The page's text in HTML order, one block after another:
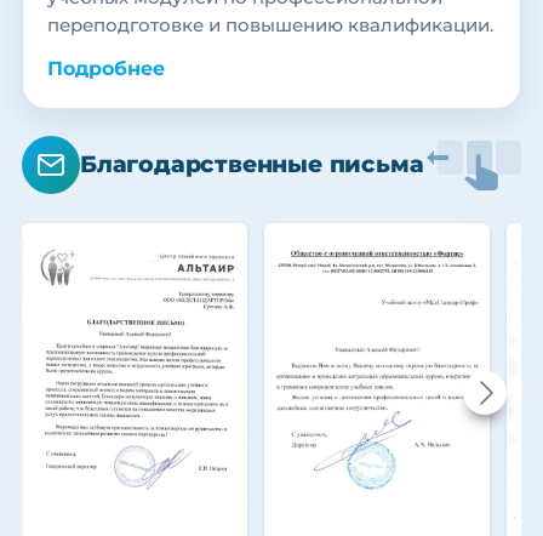
переподготовке и повышению квалификации.
Подробнее
Благодарственные письма